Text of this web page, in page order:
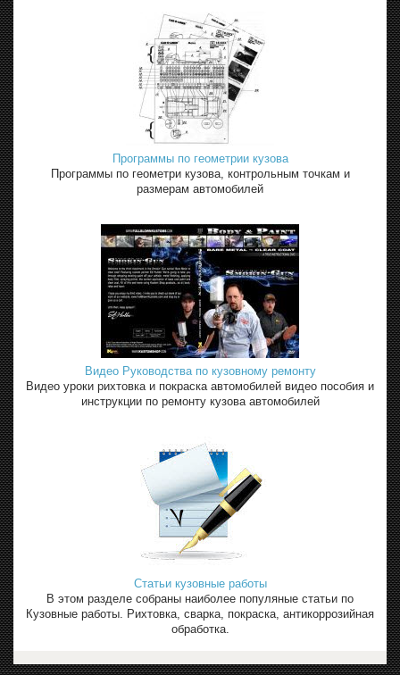
Программы по геометрии кузова
Программы по геометри кузова, контрольным точкам и
размерам автомобилей
Видео Руководства по кузовному ремонту
Видео уроки рихтовка и покраска автомобилей видео пособия и
инструкции по ремонту кузова автомобилей
Статьи кузовные работы
В этом разделе собраны наиболее популяные статьи по
Кузовные работы. Рихтовка, сварка, покраска, антикоррозийная
обработка.